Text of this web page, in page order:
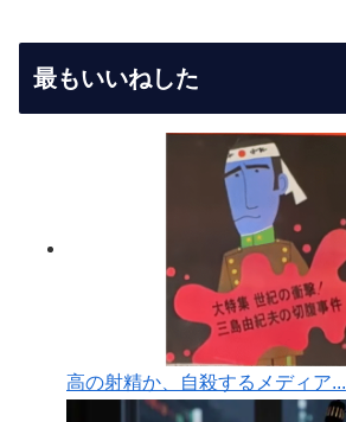
最もいいねした
高の射精か、自殺するメディア...